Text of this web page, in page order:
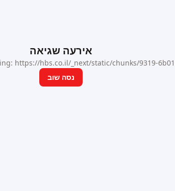
אירעה שגיאה
https://hbs.co.il/_next/static/chunks/9319-
נסה שוב